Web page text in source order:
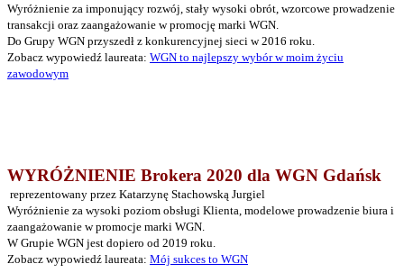
Wyróżnienie za imponujący rozwój, stały wysoki obrót, wzorcowe prowadzenie
transakcji oraz zaangażowanie w promocję marki WGN.
Do Grupy WGN przyszedł z konkurencyjnej sieci w 2016 roku.
Zobacz wypowiedź laureata: WGN to najlepszy wybór w moim życiu
zawodowym
WYRÓŻNIENIE Brokera 2020 dla WGN Gdańsk
reprezentowany przez Katarzynę Stachowską Jurgiel
Wyróżnienie za wysoki poziom obsługi Klienta, modelowe prowadzenie biura i
zaangażowanie w promocje marki WGN.
W Grupie WGN jest dopiero od 2019 roku.
Zobacz wypowiedź laureata: Mój sukces to WGN